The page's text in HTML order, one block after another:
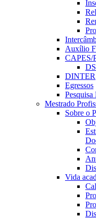
Auxílio
CAPES/
DINTER
Egressos
Mestrado
Sobre o
Vida